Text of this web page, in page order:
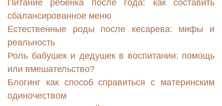
Питание ребенка после года: как составить
сбалансированное меню
Естественные роды после кесарева: мифы и
реальность
Роль бабушек и дедушек в воспитании: помощь
или вмешательство?
Блогинг как способ справиться с материнским
одиночеством